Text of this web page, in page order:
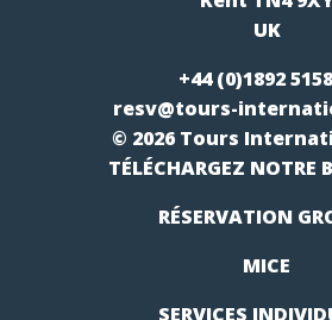
UK
+44 (0)1892
resv@tours-
© 2026 Tours
TÉLÉCHARGEZ NOTRE
RÉSERVATION
MICE
SERVICES